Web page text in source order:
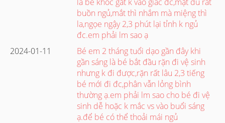
buồn ngủ,mắt thì nhắm mà miệng thì
la,ngọe ngậy 2,3 phút lại tỉnh k ngủ
đc.em phải lm sao ạ
2024-01-11
Bé em 2 tháng tuổi dạo gần đây khi
gần sáng là bé bắt đầu rặn đi vệ sinh
nhưng k đi được,rặn rất lâu 2,3 tiếng
bé mới đi đc,phân vẫn lỏng bình
thường ạ.em phải lm sao cho bé đi vệ
sinh dễ hoặc k mắc vs vào buổi sáng
ạ.để bé có thể thoải mái ngủ